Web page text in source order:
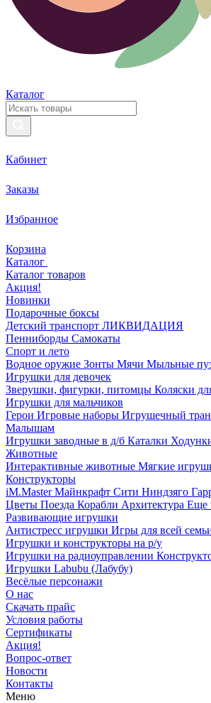
Каталог
Кабинет
Заказы
Избранное
Корзина
Каталог
Каталог товаров
Акция!
Новинки
Подарочные боксы
Детский транспорт ЛИКВИДАЦИЯ
Пенниборды Самокаты
Спорт и лето
Водное оружие Зонты Мячи Мыльные
Игрушки для девочек
Зверушки, фигурки, питомцы Коляски
Игрушки для мальчиков
Герои Игровые наборы Игрушечный
Малышам
Игрушки заводные в д/б Каталки
Животные
Интерактивные животные Мягкие
Конструкторы
iM.Master Майнкрафт Сити Ниндзяго
Цветы Поезда Корабли Архитектура Еще
Развивающие игрушки
Антистресс игрушки Игры для всей
Игрушки и конструкторы на р/у
Игрушки на радиоуправлении
Игрушки Labubu (Лабубу)
Весёлые персонажи
О нас
Скачать прайс
Условия работы
Сертификаты
Акция!
Вопрос-ответ
Новости
Контакты
Меню